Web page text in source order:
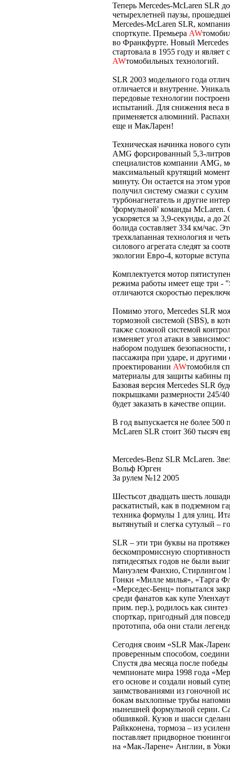
Теперь Mercedes-McLaren SLR
четырехлетней паузы,
Mercedes-McLaren SLR,
спорткупе. Премьера AW
во Франкфурте. Новый Mercedes
стартовала в 1955 году и
AWтомобильных технологий.
SLR 2003 модельного года
отличается и внутренне.
передовые технологии
испытаний. Для снижения веса
применяется алюминий.
еще и МакЛарен!
Техническая начинка нового
AMG форсированный 5,3-
специалистов компании AMG,
максимальный крутящий момент
минуту. Он остается на этом
получил систему смазки с
турбонагнетатель и другие
'формульной' команды McLaren.
ускоряется за 3,9-секунды, а до
болида составляет 334 км/час.
трехклапанная технология и
силового агрегата следят за
экологии Евро-4, которые
Комплектуется мотор
режима работы имеет еще три -
отличаются скоростью
Помимо этого, Mercedes SLR
тормозной системой (SBS), в
также сложной системой
изменяет угол атаки в
набором подушек
пассажира при ударе, и другими
проектировании AWтомобиля
материалы для защиты кабины
Базовая версия Mercedes SLR
покрышками размерности 245/
будет заказать в качестве опции.
В год выпускается не более
McLaren SLR стоит 360 тысяч
Mercedes-Benz SLR McLaren.
Вольф Юрген
За рулем №12 2005
Шестьсот двадцать шесть
раскатистый, как в подземном
техника формулы 1 для улиц.
вытянутый и слегка сутулый –
SLR – эти три буквы на
бескомпромиссную
пятидесятых годов не были
Мануэлем Фанхио, Стирлингом
Гонки «Милле милья», «Тарга
«Мерседес-Бенц» попытался
среди фанатов как купе
прим. пер.), родилось как
спорткар, пригодный для
прототипа, оба они стали
Сегодня своим «SLR Мак-
проверенным способом,
Спустя два месяца после
чемпионате мира 1998 года
его основе и создали новый
заимствованиями из гоночной
бокам выхлопные трубы
нынешней формульной серии.
обшивкой. Кузов и шасси
Райкконена, тормоза – из
поставляет придворное
на «Мак-Ларене» Англии, в